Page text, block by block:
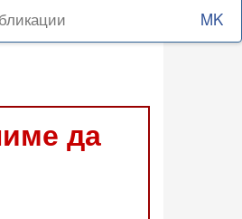
Select
your
да